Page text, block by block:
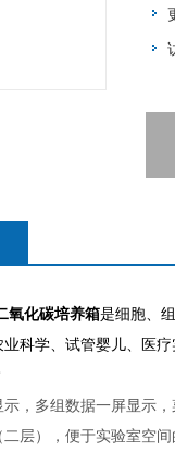
氧化碳培养箱是细胞、
科学、试管婴儿、医疗
，多组数据一屏显示
层），便于实验室空间